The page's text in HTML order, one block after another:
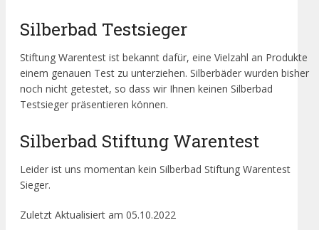
Silberbad Testsieger
Stiftung Warentest ist bekannt dafür, eine Vielzahl an Produkte
einem genauen Test zu unterziehen. Silberbäder wurden bisher
noch nicht getestet, so dass wir Ihnen keinen Silberbad
Testsieger präsentieren können.
Silberbad Stiftung Warentest
Leider ist uns momentan kein Silberbad Stiftung Warentest
Sieger.
Zuletzt Aktualisiert am 05.10.2022